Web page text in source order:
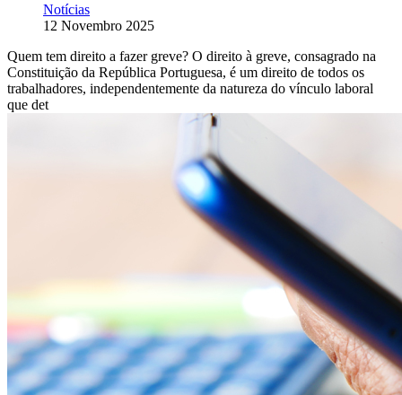
Notícias
12 Novembro 2025
Quem tem direito a fazer greve? O direito à greve, consagrado na
Constituição da República Portuguesa, é um direito de todos os
trabalhadores, independentemente da natureza do vínculo laboral
que det